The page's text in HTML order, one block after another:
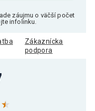
x 1,5 cm,
25,99 €
190 x 60 x 1,5
x 60 x 1,5
záujmu o väčší počet
infolinku.
Zákaznícka
podpora